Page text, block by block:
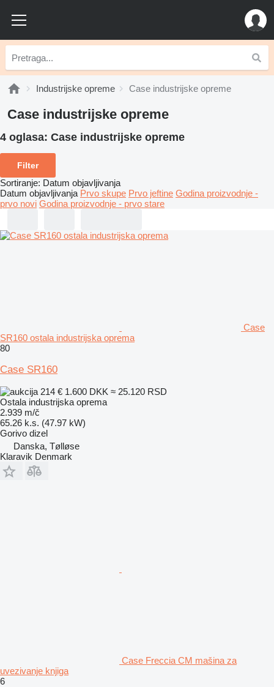
Industrijske opreme Case industrijske opreme
Case industrijske opreme
4 oglasa: Case industrijske opreme
Filter
Sortiranje: Datum objavljivanja
Datum objavljivanja Prvo skupe Prvo jeftine Godina proizvodnje -
prvo novi Godina proizvodnje - prvo stare
Case
SR160 ostala industrijska oprema
80
Case SR160
214 € 1.600 DKK ≈ 25.120 RSD
Ostala industrijska oprema
2.939 m/č
65.26 k.s. (47.97 kW)
Gorivo dizel
Danska, Tølløse
Klaravik Denmark
Case Freccia CM mašina za
uvezivanje knjiga
6